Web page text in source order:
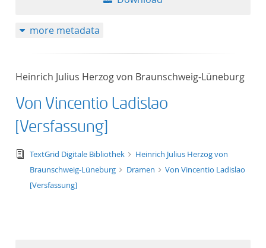
more metadata
Heinrich Julius Herzog von Braunschweig-Lüneburg
Von Vincentio Ladislao
[Versfassung]
text/tg.edition+tg.aggregation+xml
TextGrid Digitale Bibliothek
Heinrich Julius Herzog von
Braunschweig-Lüneburg
Dramen
Von Vincentio Ladislao
[Versfassung]